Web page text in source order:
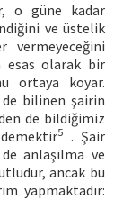
o güne kadar
ve üstelik
vermeyeceğini
esas olarak bir
ortaya koyar.
bilinen şairin
de bildiğimiz
5 . Şair
anlaşılma ve
ancak bu
yapmaktadır: